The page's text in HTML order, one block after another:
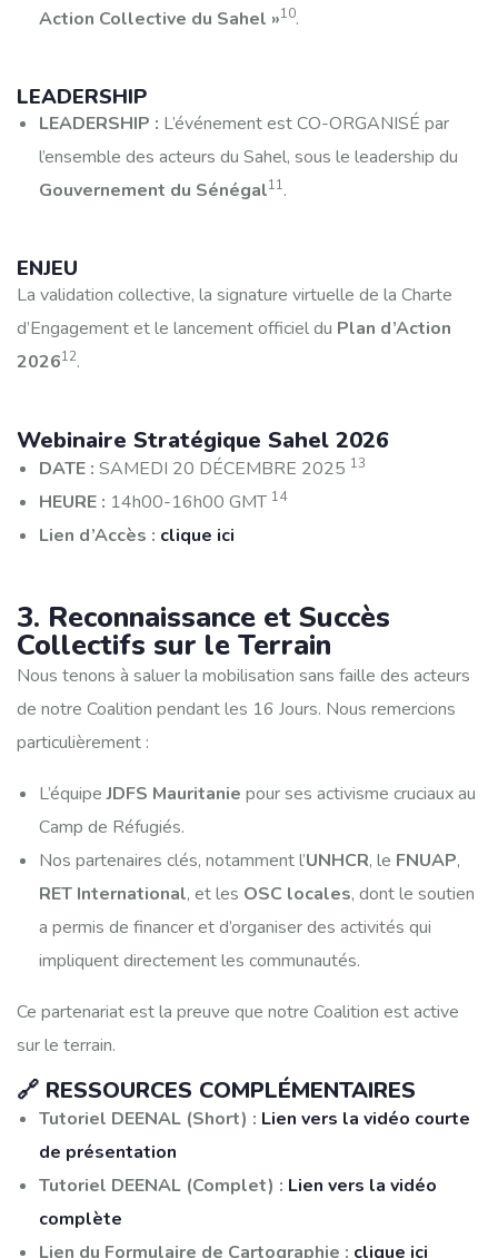
Action Collective du Sahel »10.
LEADERSHIP
LEADERSHIP : L’événement est CO-ORGANISÉ par
l’ensemble des acteurs du Sahel, sous le leadership du
Gouvernement du Sénégal11.
ENJEU
La validation collective, la signature virtuelle de la Charte
d’Engagement et le lancement officiel du Plan d’Action
202612.
Webinaire Stratégique Sahel 2026
DATE : SAMEDI 20 DÉCEMBRE 2025 13
HEURE : 14h00-16h00 GMT 14
Lien d’Accès : clique ici
3. Reconnaissance et Succès
Collectifs sur le Terrain
Nous tenons à saluer la mobilisation sans faille des acteurs
de notre Coalition pendant les 16 Jours. Nous remercions
particulièrement :
L’équipeJDFS Mauritanie pour ses activisme cruciaux au
Camp de Réfugiés.
Nos partenaires clés, notamment l’UNHCR, le FNUAP,
RET International, et les OSC locales, dont le soutien
a permis de financer et d’organiser des activités qui
impliquent directement les communautés.
Ce partenariat est la preuve que notre Coalition est active
sur le terrain.
🔗 RESSOURCES COMPLÉMENTAIRES
Tutoriel DEENAL (Short) : Lien vers la vidéo courte
de présentation
Tutoriel DEENAL (Complet) : Lien vers la vidéo
complète
Lien du Formulaire de Cartographie : clique ici